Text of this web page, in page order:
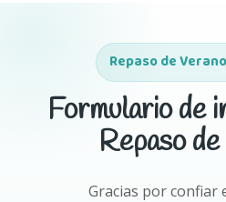
Repaso de
Formulario de
Repaso
Gracias por confiar